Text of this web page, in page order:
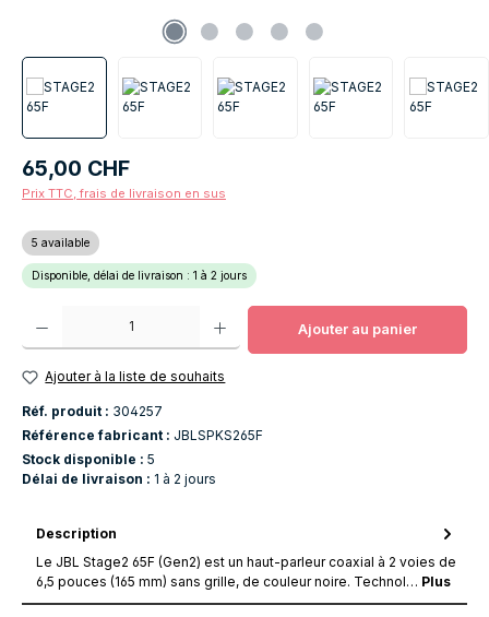
Prix régulier :
65,00 CHF
Prix TTC, frais de livraison en sus
5 available
Disponible, délai de livraison : 1 à 2 jours
Quantité de produit : Entrez la quantité souhaitée ou utilisez les boutons
Ajouter au panier
Ajouter à la liste de souhaits
Réf. produit : 304257
Référence fabricant : JBLSPKS265F
Stock disponible : 5
Délai de livraison : 1 à 2 jours
Description
Le JBL Stage2 65F (Gen2) est un haut-parleur coaxial à 2 voies de
6,5 pouces (165 mm) sans grille, de couleur noire. Technol… Plus